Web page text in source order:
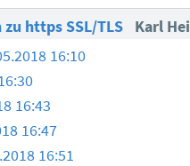
https SSL/TLS Karl
16:10
16:43
16:47
16:51